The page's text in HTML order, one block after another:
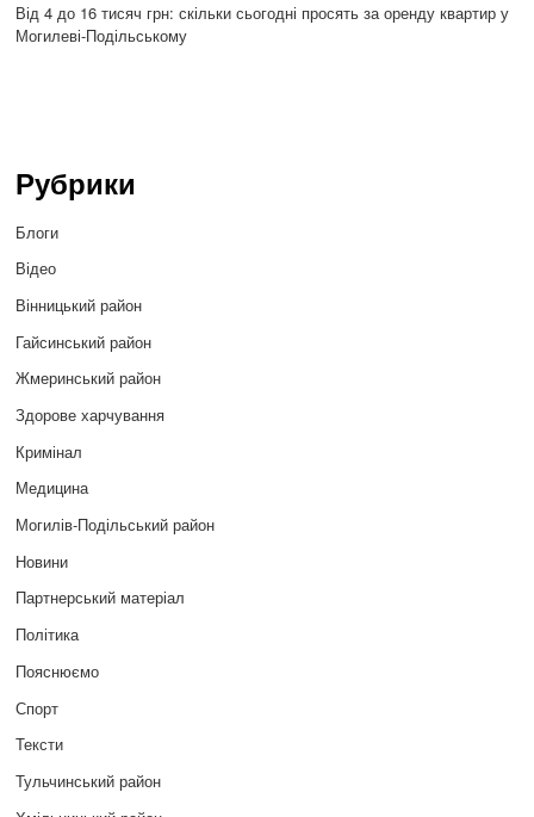
Від 4 до 16 тисяч грн: скільки сьогодні просять за оренду квартир у
Могилеві-Подільському
Рубрики
Блоги
Відео
Вінницький район
Гайсинський район
Жмеринський район
Здорове харчування
Кримінал
Медицина
Могилів-Подільський район
Новини
Партнерський матеріал
Політика
Пояснюємо
Спорт
Тексти
Тульчинський район